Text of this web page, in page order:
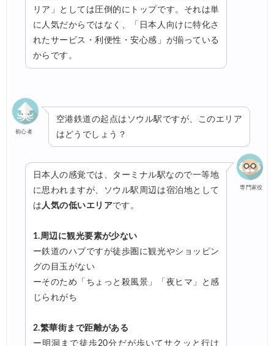
リア」としては圧倒的にトップです。それは単
に人気だからではなく、「日本人向けに特化さ
れたサービス・利便性・安心感」が揃っている
からです。
初心者
空港鉄道の起点はソウル駅ですが、このエリア
はどうでしょう？
専門家役
日本人の感覚では、ターミナル駅なので一等地
に思われますが、ソウル駅周辺は宿泊地として
は 人気の低いエリアです。
1.周辺に観光要素が少ない
ー鉄道のハブですが徒歩圏に観光やショッピン
グの目玉がない
ーそのため「ちょっと殺風景」「夜ヒマ」と感
じられがち
2.繁華街まで距離がある
ー明洞まで徒歩20分だが歩いてサクッと行け